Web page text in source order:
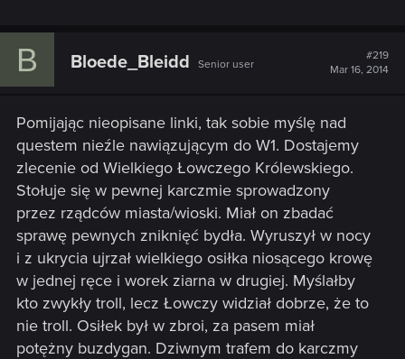
B Bloede_Bleidd Senior user
#219
Mar 16, 2014
Pomijając nieopisane linki, tak sobie myślę nad
questem nieźle nawiązującym do W1. Dostajemy
zlecenie od Wielkiego Łowczego Królewskiego.
Stołuje się w pewnej karczmie sprowadzony
przez rządców miasta/wioski. Miał on zbadać
sprawę pewnych zniknięć bydła. Wyruszył w nocy
i z ukrycia ujrzał wielkiego osiłka niosącego krowę
w jednej ręce i worek ziarna w drugiej. Myślałby
kto zwykły troll, lecz Łowczy widział dobrze, że to
nie troll. Osiłek był w zbroi, za pasem miał
potężny buzdygan. Dziwnym trafem do karczmy